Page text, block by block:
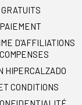
D'AFFILIATIONS
HIPERCALZADO
CONDITIONS